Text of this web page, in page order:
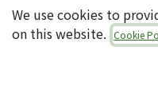
スーパーユーザへ
We use cookies to
on this website. Cookie